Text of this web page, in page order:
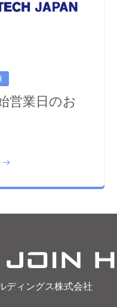
営業日のお
ディングス株式会社